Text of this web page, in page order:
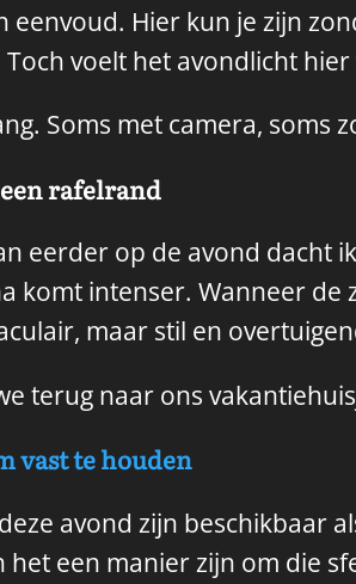
eenvoud. Hier kun je zijn
voelt het avondlicht
Soms met camera,
rafelrand
eerder op de avond dacht
komt intenser. Wanneer
maar stil en
terug naar ons
vast te houden
avond zijn beschikbaar
een manier zijn om die